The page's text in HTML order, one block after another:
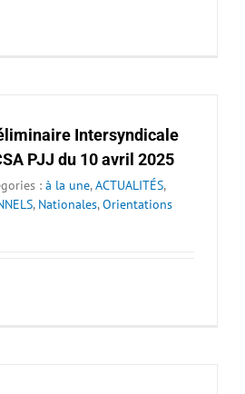
Intersyndicale
PJJ du 10 avril 2025
: à la une,ACTUALITÉS,
, Nationales,Orientations